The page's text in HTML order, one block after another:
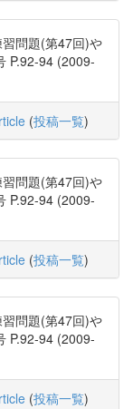
習問題(第47回)や
P.92-94 (2009-
(投稿一覧)
習問題(第47回)や
P.92-94 (2009-
(投稿一覧)
習問題(第47回)や
P.92-94 (2009-
(投稿一覧)